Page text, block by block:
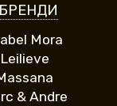
БРЕНДИ
Mora
Leilieve
& Andre